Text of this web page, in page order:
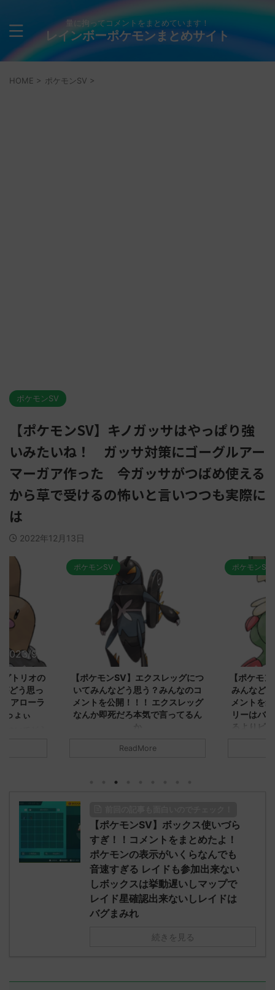
量に拘ってコメントをまとめています！
レインボーポケモンまとめサイト
HOME > ポケモンSV >
ポケモンSV
【ポケモンSV】キノガッサはやっぱり強
いみたいね！ ガッサ対策にゴーグルアー
マーガア作った 今ガッサがつばめ使える
から草で受けるの怖いと言いつつも実際に
は
2022年12月13日
2023/9/8
トリオの
どう思っ
アローラ
っょぃ
リージョ
めた！ (ﾜｯﾁ
ポケモンSV
【ポケモンSV】エクスレッグにつ
いてみんなどう思う？みんなのコ
メントを公開！！！ エクスレッグ
なんか即死だろ本気で言ってるん
か
う思ってる？ 初めの記事 元のス
た！ (ﾜｯﾁｮｲW d56d-NwUu)
01:07:00.69ID:oUI00NrJ0 エクスレ
ッグヘルムかっこいいから助かる 名
無しさん0971 0971 名無しさん、君に
決めた！ (ﾜｯﾁｮｲW b524-NwUu)
2023/06/28(水 ...
ReadMore
ポケモンSV
【ポケモ
みんなど
メントを
リーはバ
るよりビ
2023/06/
たラウドボ
しさん0624
決めた！ (ﾜ
【ポケモンSV】ボックス使いづら
すぎ！！コメントをまとめたよ！
ポケモンの表示がいくらなんでも
音速すぎる レイドも参加出来ない
しボックスは挙動遅いしマップで
レイド星確認出来ないしレイドは
バグまみれ
続きを見る